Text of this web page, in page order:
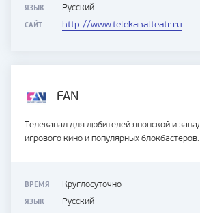
ЯЗЫК Русский
САЙТ http://www.telekanalteatr.ru
FAN
Телеканал для любителей японской и
игрового кино и популярных блокбастеров.
ВРЕМЯ Круглосуточно
ЯЗЫК Русский